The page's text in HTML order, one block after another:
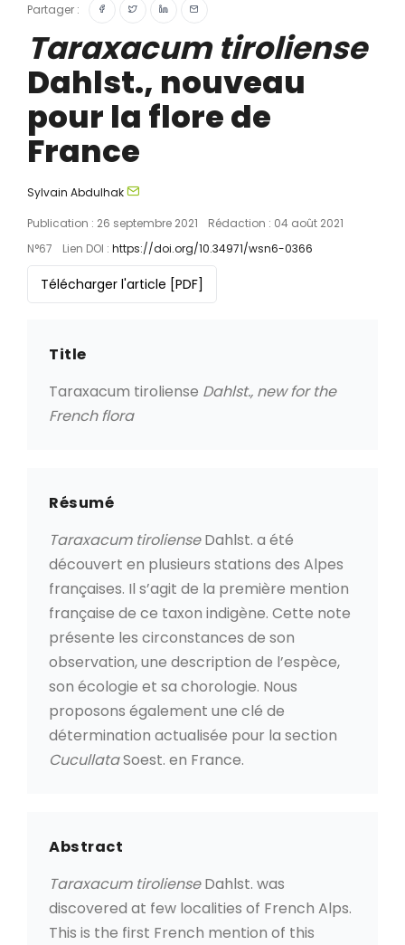
Partager :
Taraxacum tiroliense
Dahlst., nouveau
pour la flore de
France
Sylvain Abdulhak
Publication : 26 septembre 2021
Rédaction : 04 août 2021
N°67
Lien DOI : https://doi.org/10.34971/wsn6-0366
Télécharger l'article [PDF]
Title
Taraxacum tiroliense Dahlst., new for the
French flora
Résumé
Taraxacum tirolienseDahlst. a été
découvert en plusieurs stations des Alpes
françaises. Il s’agit de la première mention
française de ce taxon indigène. Cette note
présente les circonstances de son
observation, une description de l’espèce,
son écologie et sa chorologie. Nous
proposons également une clé de
détermination actualisée pour la section
CucullataSoest. en France.
Abstract
Taraxacum tirolienseDahlst. was
discovered at few localities of French Alps.
This is the first French mention of this